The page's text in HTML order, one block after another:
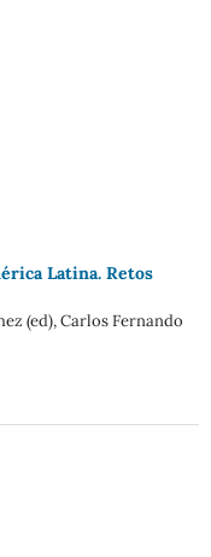
Latina. Retos
(ed), Carlos Fernando